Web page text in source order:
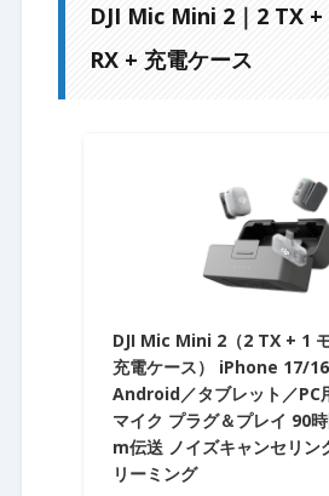
DJI Mic Mini 2｜2 TX +
RX + 充電ケース
DJI Mic Mini 2（2 TX + 1
充電ケース） iPhone 17/
Android／タブレット／PC
マイク プラグ＆プレイ 90
m伝送 ノイズキャンセリン
リーミング